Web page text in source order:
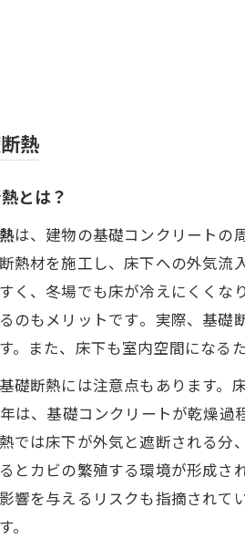
熱
とは？
は、建物の基礎コンクリートの
熱材を施工し、床下への外気
く、冬場でも床が冷えにくく
のもメリットです​。実際、基礎
。また、床下も室内空間になる
礎断熱には注意点もあります。
は、基礎コンクリートが乾燥過
では床下が外気と遮断される分
とカビの繁殖する環境が形成さ
響を与えるリスクも指摘されて
。